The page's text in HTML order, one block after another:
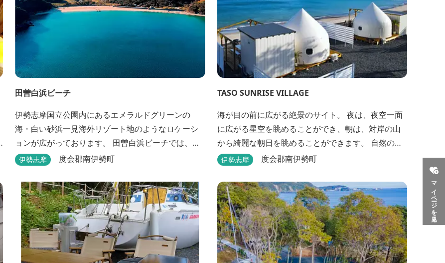
マイページを見る
田曽白浜ビーチ
伊勢志摩国立公園内にあるエメラルドグリーンの
海・白い砂浜一見海外リゾート地のようなロケーシ
ョンが広がっております。 田曽白浜ビーチでは、オ
シャレなcafeでT-BONEステーキが食べられる。 又、
アクティビティ・スカイダイビング・ヘリコプター
クルージングを体験することもできます。 是非、田
曽白浜にございます施設紹介のVTRをご参照く...
伊勢志摩 度会郡南伊勢町
TASO SUNRISE VILLAGE
海が目の前に広がる絶景のサイト。 夜は、夜空一面
に広がる星空を眺めることができ、朝は、対岸の山
から綺麗な朝日を眺めることができます。 自然の恵
みに触れながら贅沢なひとときをお過ごしくださ
でき、BBQ初心者でも安心のガスBBQ台をご用意し
ております。 また、海岸を散策しながら海風を感じ
るのもよし、インスタントハウス内でリラックスす
る...
伊勢志摩 度会郡南伊勢町